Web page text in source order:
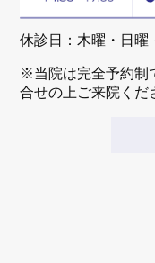
休診日：木曜・日曜
※当院は完全予約制
合せの上ご来院くだ